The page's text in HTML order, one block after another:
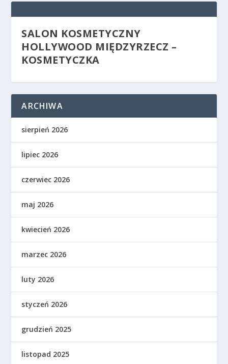
SALON KOSMETYCZNY
HOLLYWOOD MIĘDZYRZECZ –
KOSMETYCZKA
ARCHIWA
sierpień 2026
lipiec 2026
czerwiec 2026
maj 2026
kwiecień 2026
marzec 2026
luty 2026
styczeń 2026
grudzień 2025
listopad 2025